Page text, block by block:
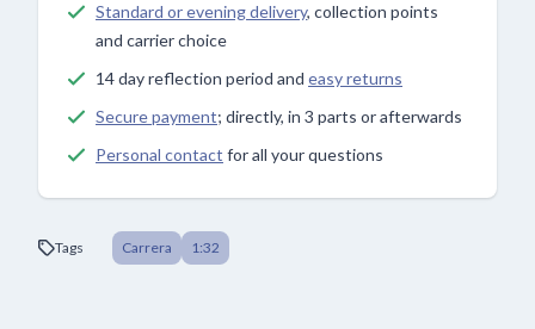
Standard or evening delivery, collection points
and carrier choice
14 day reflection period and easy returns
Secure payment; directly, in 3 parts or afterwards
Personal contact for all your questions
Tags Carrera 1:32